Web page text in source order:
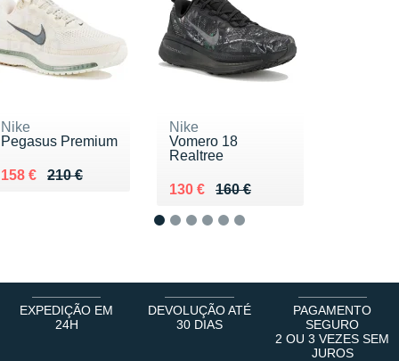
Nike
Pegasus Premium
210 €
Au lieu de 210 €
158 €
Vendu 158 €
Nike
Vomero 18
Realtree
160 €
Au lieu de 160 €
130 €
Vendu 130 €
EXPEDIÇÃO EM
24H
DEVOLUÇÃO ATÉ
30 DIAS
PAGAMENTO
SEGURO
2 OU 3 VEZES SEM
JUROS